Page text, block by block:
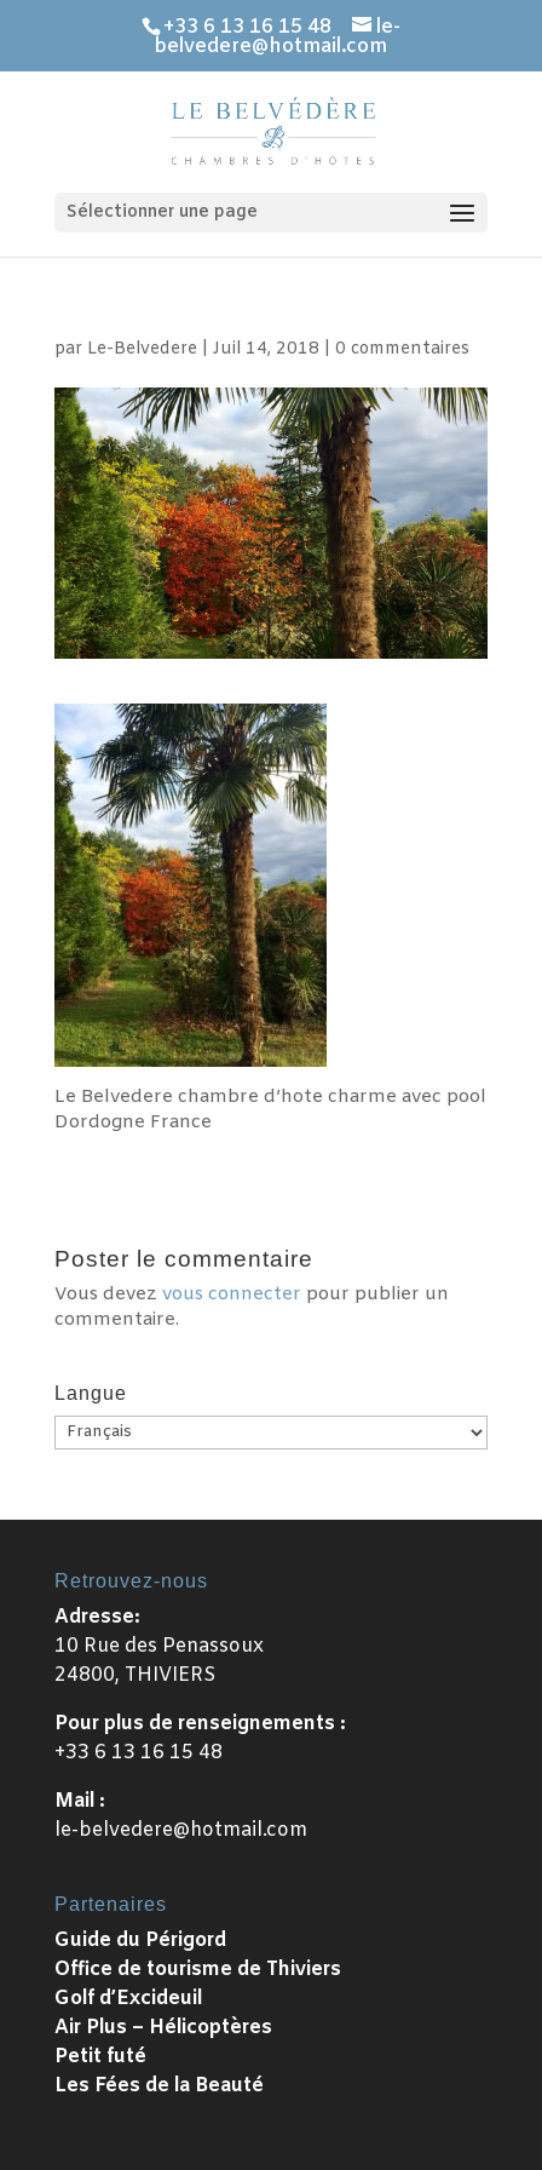
+33 6 13 16 15 48 le-
belvedere@hotmail.com
Sélectionner une page
par Le-Belvedere Juil 14, 2018 0 commentaires
Le Belvedere chambre d’hote charme avec pool
Dordogne France
Poster le commentaire
Vous devez vous connecter pour publier un
commentaire.
Langue
Langue
Retrouvez-nous
Adresse:
10 Rue des Penassoux
24800, THIVIERS
Pour plus de renseignements :
+33 6 13 16 15 48
Mail :
le-belvedere@hotmail.com
Partenaires
Guide du Périgord
Office de tourisme de Thiviers
Golf d’Excideuil
Air Plus – Hélicoptères
Petit futé
Les Fées de la Beauté